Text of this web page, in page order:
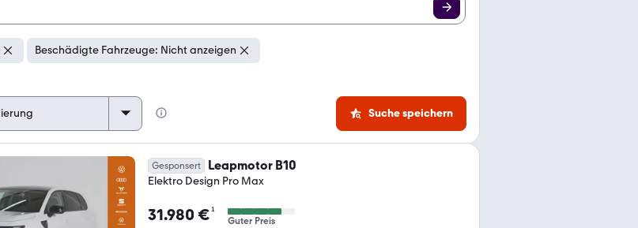
Beschädigte Fahrzeuge: Nicht anzeigen
Suche speichern
Gesponsert Leapmotor B10
Elektro Design Pro Max
31.980 €¹
Guter Preis